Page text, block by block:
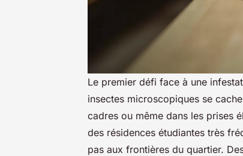
Le premier défi face à une
insectes microscopiques se
cadres ou même dans les prises
des résidences étudiantes très
pas aux frontières du quartier.